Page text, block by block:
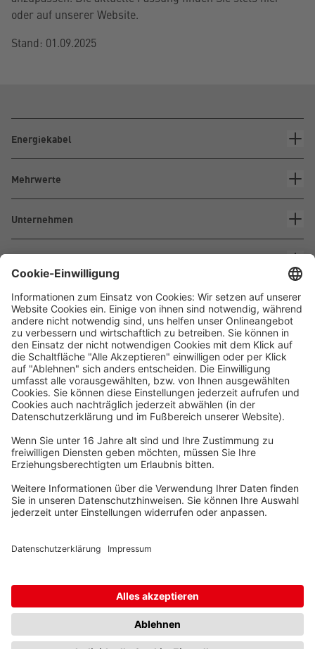
oder auf unserer Website.
Stand: 01.09.2025
Energiekabel
Mehrwerte
Unternehmen
Waskönig+Walter
Kabel-Werk GmbH u. Co. KG
Ostermoorstraße 77
26683 Saterland
Fax +49 4498 88-900
info[att]waskoenig.de
Folgen Sie uns: